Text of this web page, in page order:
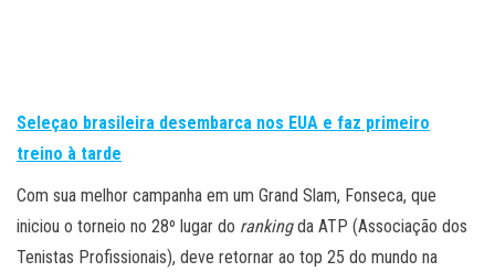
Seleçao brasileira desembarca nos EUA e faz primeiro
treino à tarde
Com sua melhor campanha em um Grand Slam, Fonseca, que
iniciou o torneio no 28º lugar do rankingda ATP (Associação dos
Tenistas Profissionais), deve retornar ao top 25 do mundo na